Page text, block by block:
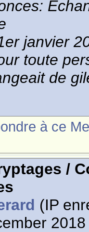
janvier
toute
de
à ce
/
(IP